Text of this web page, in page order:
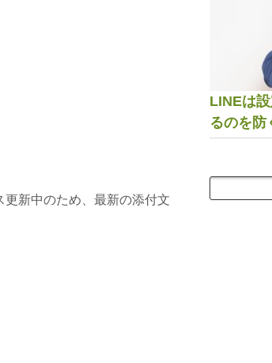
新中のため、最新の添付文
LINEは
るのを防